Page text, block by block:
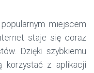
miejscem
staje się coraz
Dzięki szybkiemu
korzystać z aplikacji